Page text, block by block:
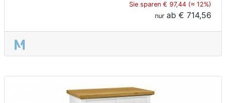
Sie sparen € 97,44 (≈ 12%)
nur ab € 714,56